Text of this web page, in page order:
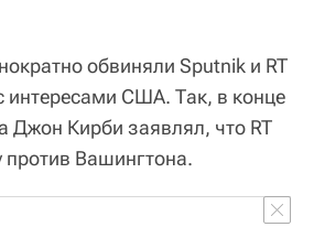
обвиняли Sputnik и RT
интересами США. Так, в конце
Джон Кирби заявлял, что RT
Вашингтона.